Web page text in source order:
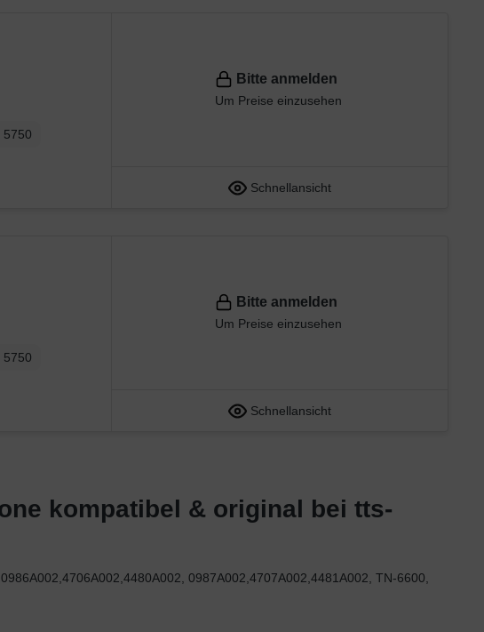
5750
Bitte anmelden
Um Preise einzusehen
Schnellansicht
5750
Bitte anmelden
Um Preise einzusehen
Schnellansicht
kompatibel & original bei tts-
0987A002,4707A002,4481A002, TN-6600,